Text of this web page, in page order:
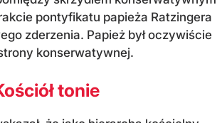
pontyfikatu papieża Ratzingera
zderzenia. Papież był oczywiście
konserwatywnej.
tonie